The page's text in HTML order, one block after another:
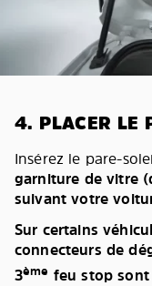
4. PLACER LE
Insérez le pare-
garniture de vitre
suivant votre
Sur certains
connecteurs de
3ème feu stop sont